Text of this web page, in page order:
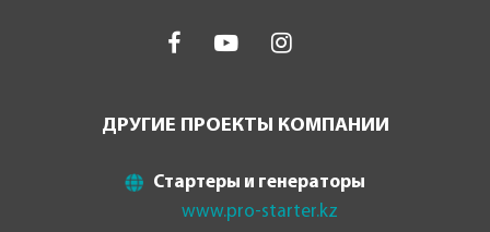
ДРУГИЕ ПРОЕКТЫ КОМПАНИИ
Стартеры и генераторы
www.pro-starter.kz